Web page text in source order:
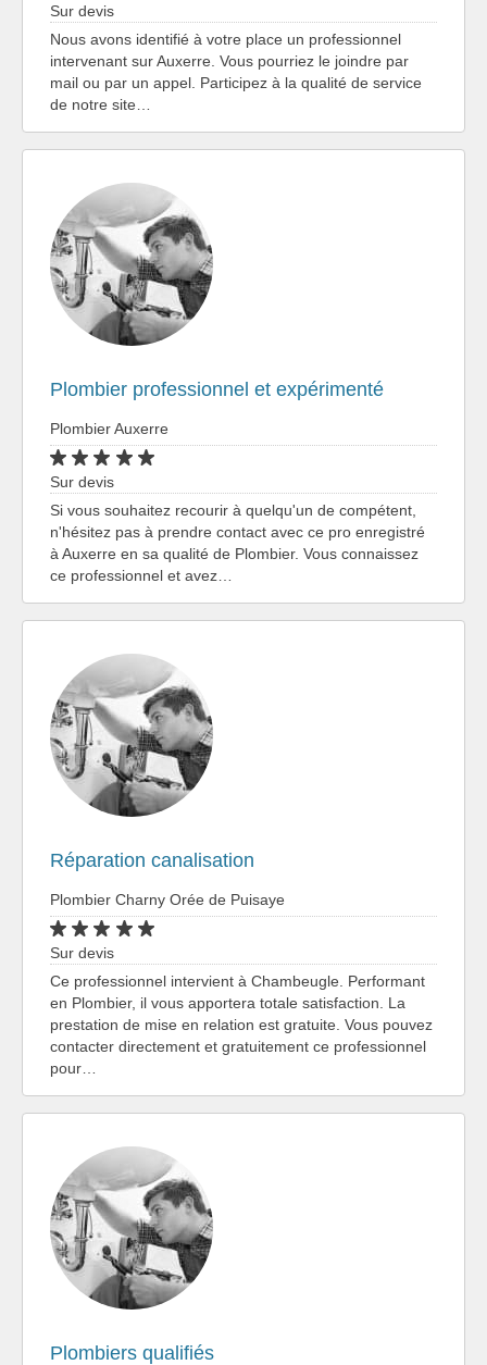
Sur devis
Nous avons identifié à votre place un professionnel
intervenant sur Auxerre. Vous pourriez le joindre par
mail ou par un appel. Participez à la qualité de service
de notre site…
Plombier professionnel et expérimenté
Plombier Auxerre
Sur devis
Si vous souhaitez recourir à quelqu'un de compétent,
n'hésitez pas à prendre contact avec ce pro enregistré
à Auxerre en sa qualité de Plombier. Vous connaissez
ce professionnel et avez…
Réparation canalisation
Plombier Charny Orée de Puisaye
Sur devis
Ce professionnel intervient à Chambeugle. Performant
en Plombier, il vous apportera totale satisfaction. La
prestation de mise en relation est gratuite. Vous pouvez
contacter directement et gratuitement ce professionnel
pour…
Plombiers qualifiés